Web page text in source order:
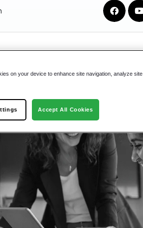
on your device to enhance site navigation, analyze
Accept All Cookies